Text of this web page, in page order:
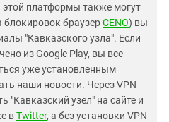
этой платформы также могут
блокировок браузерCENO) вы
"Кавказского узла". Если
из Google Play, вы все
уже установленным
наши новости. Через VPN
"Кавказский узел" на сайте и
вTwitter, а без установки VPN